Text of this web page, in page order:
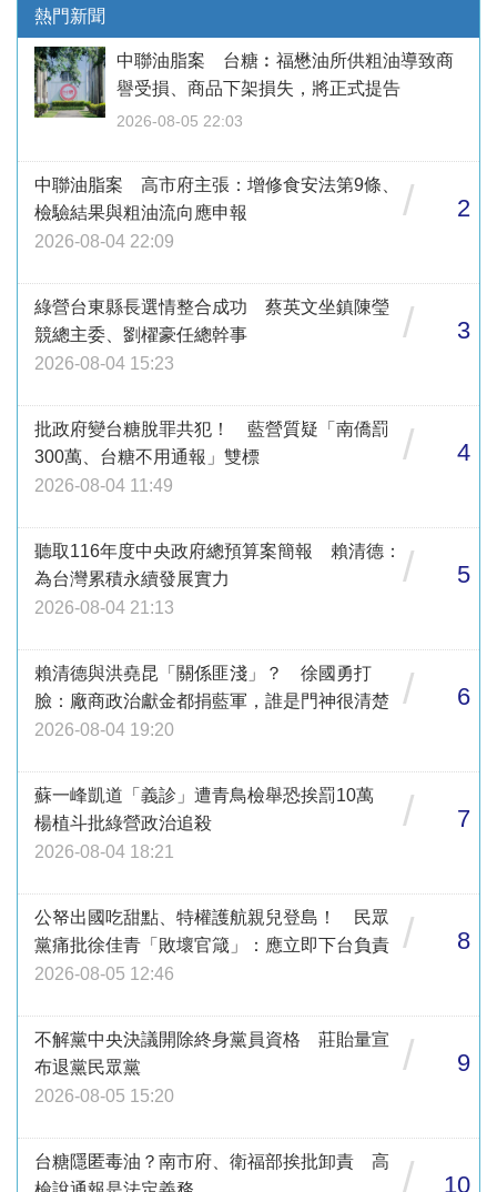
熱門新聞
中聯油脂案 台糖︰福懋油所供粗油導致商
譽受損、商品下架損失，將正式提告
2026-08-05 22:03
中聯油脂案 高市府主張：增修食安法第9條、
檢驗結果與粗油流向應申報
2026-08-04 22:09
/ 2
綠營台東縣長選情整合成功 蔡英文坐鎮陳瑩
競總主委、劉櫂豪任總幹事
2026-08-04 15:23
/ 3
批政府變台糖脫罪共犯！ 藍營質疑「南僑罰
300萬、台糖不用通報」雙標
2026-08-04 11:49
/ 4
聽取116年度中央政府總預算案簡報 賴清德：
為台灣累積永續發展實力
2026-08-04 21:13
/ 5
賴清德與洪堯昆「關係匪淺」？ 徐國勇打
臉：廠商政治獻金都捐藍軍，誰是門神很清楚
2026-08-04 19:20
/ 6
蘇一峰凱道「義診」遭青鳥檢舉恐挨罰10萬
楊植斗批綠營政治追殺
2026-08-04 18:21
/ 7
公帑出國吃甜點、特權護航親兒登島！ 民眾
黨痛批徐佳青「敗壞官箴」：應立即下台負責
2026-08-05 12:46
/ 8
不解黨中央決議開除終身黨員資格 莊貽量宣
布退黨民眾黨
2026-08-05 15:20
/ 9
台糖隱匿毒油？南市府、衛福部挨批卸責 高
/ 10